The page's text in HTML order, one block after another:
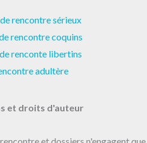
rencontre sérieux
rencontre coquins
renconte libertins
adultère
et droits d'auteur
et dossiers n'engagent que